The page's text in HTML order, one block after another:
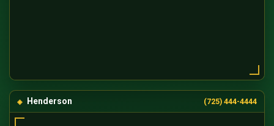
Henderson (725) 444-4444